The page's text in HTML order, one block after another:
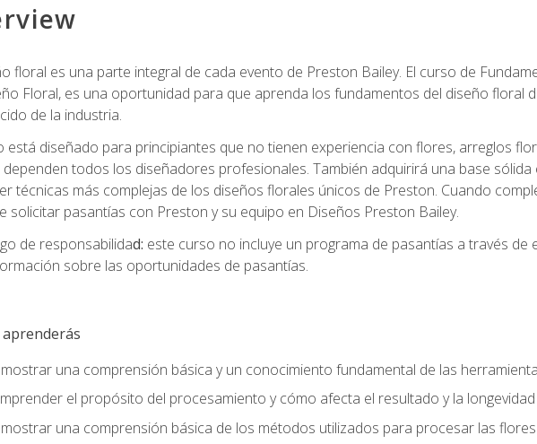
floral es una parte integral de cada evento de Preston Bailey. El curso de
Floral, es una oportunidad para que aprenda los fundamentos del diseño floral
de la industria.
está diseñado para principiantes que no tienen experiencia con flores, arreglos
dependen todos los diseñadores profesionales. También adquirirá una base
técnicas más complejas de los diseños florales únicos de Preston. Cuando
solicitar pasantías con Preston y su equipo en Diseños Preston Bailey.
de responsabilidad: este curso no incluye un programa de pasantías a través
sobre las oportunidades de pasantías.
una comprensión básica y un conocimiento fundamental de las
el propósito del procesamiento y cómo afecta el resultado y la
una comprensión básica de los métodos utilizados para procesar las